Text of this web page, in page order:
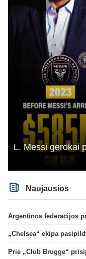
L. Messi gerokai
Naujausios
„Chelsea“ ekipa